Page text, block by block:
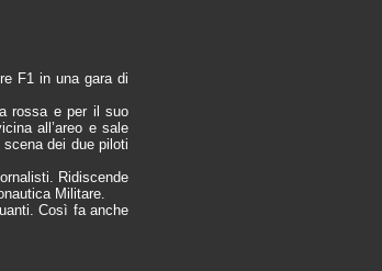
F1 in una gara di
rossa e per il suo
all’areo e sale
dei due piloti
Ridiscende
Militare.
Così fa anche